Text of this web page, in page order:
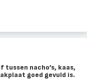
tussen nacho’s, kaas,
goed gevuld is.